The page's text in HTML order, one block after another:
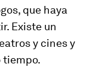
que haya
Existe un
y cines y
tiempo.